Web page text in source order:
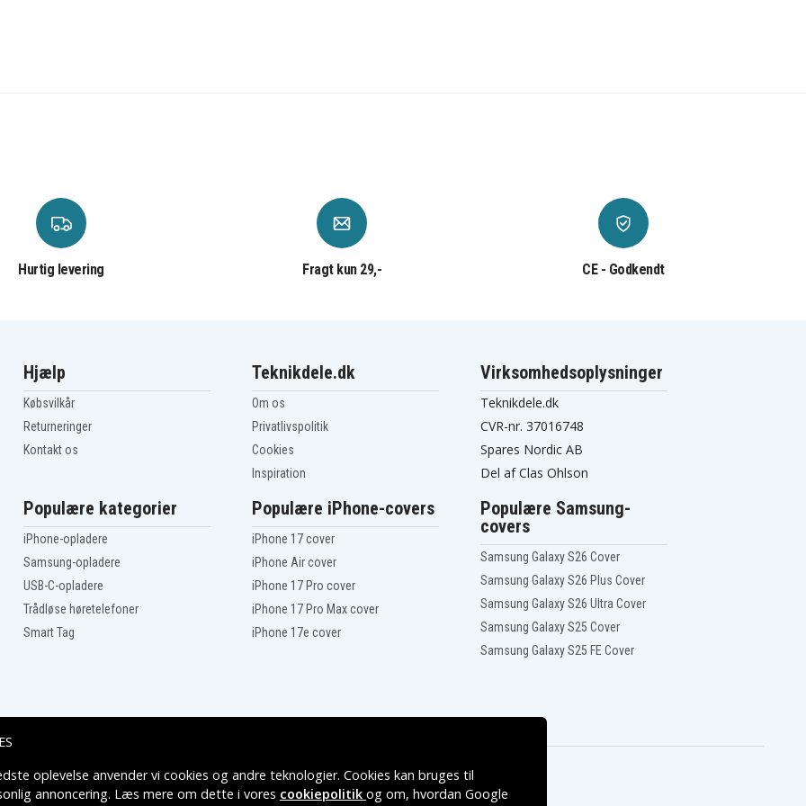
Hurtig levering Fragt kun 29,- CE - Godkendt
Hjælp
Købsvilkår
Returneringer
Kontakt os
Teknikdele.dk
Om os
Privatlivspolitik
Cookies
Inspiration
Virksomhedsoplysninger
Teknikdele.dk
CVR-nr. 37016748
Spares Nordic AB
Del af Clas Ohlson
Populære kategorier
iPhone-opladere
Samsung-opladere
USB-C-opladere
Trådløse høretelefoner
Smart Tag
Populære iPhone-covers
iPhone 17 cover
iPhone Air cover
iPhone 17 Pro cover
iPhone 17 Pro Max cover
iPhone 17e cover
Populære Samsung-
covers
Samsung Galaxy S26 Cover
Samsung Galaxy S26 Plus Cover
Samsung Galaxy S26 Ultra Cover
Samsung Galaxy S25 Cover
Samsung Galaxy S25 FE Cover
Leveringsmuligheder
oplevelse anvender vi cookies og andre teknologier. Cookies kan bruges til
annoncering. Læs mere om dette i vores cookiepolitik og om, hvordan Google